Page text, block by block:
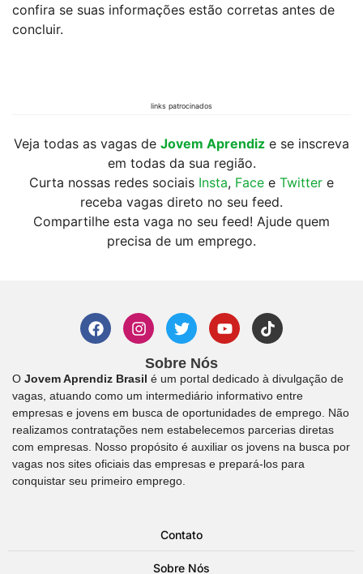
confira se suas informações estão corretas antes de
concluir.
links patrocinados
Veja todas as vagas de Jovem Aprendiz e se inscreva
em todas da sua região.
Curta nossas redes sociais Insta, Face e Twitter e
receba vagas direto no seu feed.
Compartilhe esta vaga no seu feed! Ajude quem
precisa de um emprego.
Sobre Nós
O Jovem Aprendiz Brasil é um portal dedicado à divulgação de
vagas, atuando como um intermediário informativo entre
empresas e jovens em busca de oportunidades de emprego. Não
realizamos contratações nem estabelecemos parcerias diretas
com empresas. Nosso propósito é auxiliar os jovens na busca por
vagas nos sites oficiais das empresas e prepará-los para
conquistar seu primeiro emprego.
Contato
Sobre Nós